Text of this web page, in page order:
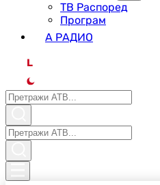
ТВ Распоред
Програм
А РАДИО
L